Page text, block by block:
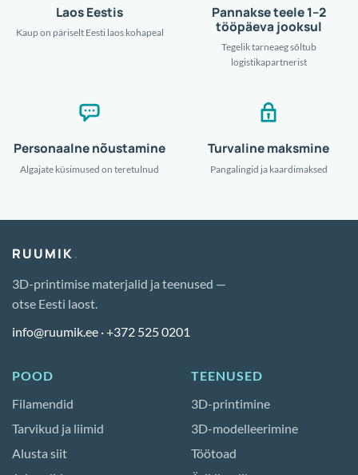
Laos Eestis
Kaup on päriselt Eesti laos kohapeal
Pannakse teele 1–2
tööpäeva jooksul
Tegelik tarneaeg sõltub
logistikapartnerist
Personaalne nõustamine
Algajate küsimused on teretulnud
Turvaline maksmine
Pangalingid ja kaardimaksed
RUUMIK.
3D-printimise materjalid ja teenused —
otse Eesti laost.
info@ruumik.ee ·+372 525 0201
POOD
Filamendid
Tarvikud ja liimid
Alusta siit
TEENUSED
3D-printimine
3D-modelleerimine
Töötoad